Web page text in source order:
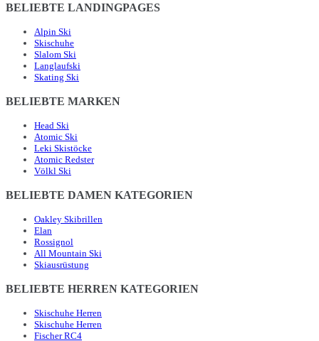
BELIEBTE LANDINGPAGES
Alpin Ski
Skischuhe
Slalom Ski
Langlaufski
Skating Ski
BELIEBTE MARKEN
Head Ski
Atomic Ski
Leki Skistöcke
Atomic Redster
Völkl Ski
BELIEBTE DAMEN KATEGORIEN
Oakley Skibrillen
Elan
Rossignol
All Mountain Ski
Skiausrüstung
BELIEBTE HERREN KATEGORIEN
Skischuhe Herren
Skischuhe Herren
Fischer RC4